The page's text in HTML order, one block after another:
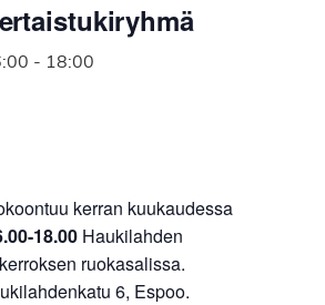
- 18:00
kerran kuukaudessa
18.00Haukilahden
ruokasalissa.
6, Espoo.